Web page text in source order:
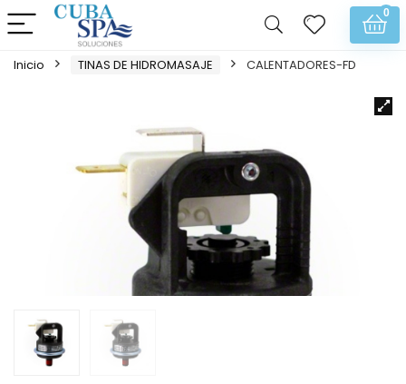
0
Inicio TINAS DE HIDROMASAJE CALENTADORES-FD